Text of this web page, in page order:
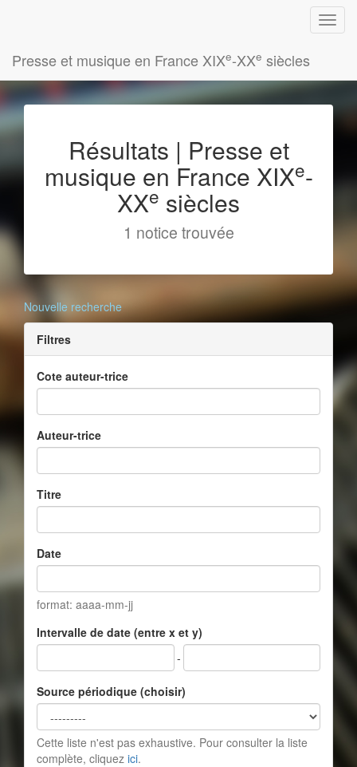
Presse et musique en France XIXe-XXe siècles
Résultats | Presse et
musique en France XIXe-
XXe siècles
1 notice trouvée
Nouvelle recherche
Filtres
Cote auteur-trice
Auteur-trice
Titre
Date
format: aaaa-mm-jj
Intervalle de date (entre x et y)
-
Source périodique (choisir)
Cette liste n'est pas exhaustive. Pour consulter la liste
complète, cliquez ici.